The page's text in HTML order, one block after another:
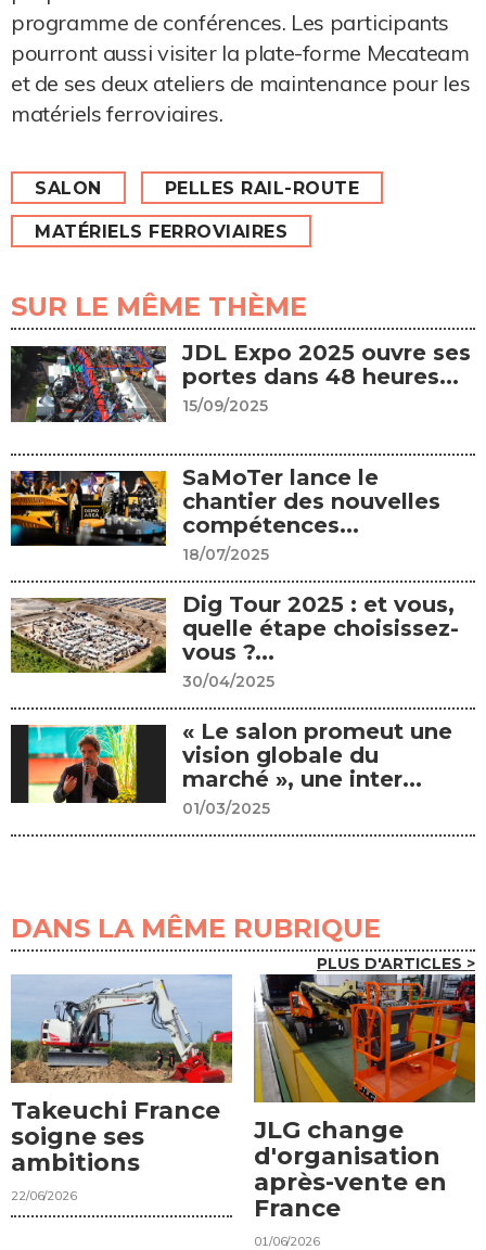
programme de conférences. Les participants
pourront aussi visiter la plate-forme Mecateam
et de ses deux ateliers de maintenance pour les
matériels ferroviaires.
SALON PELLES RAIL-ROUTE
MATÉRIELS FERROVIAIRES
SUR LE MÊME THÈME
JDL Expo 2025 ouvre ses
portes dans 48 heures...
15/09/2025
SaMoTer lance le
chantier des nouvelles
compétences...
18/07/2025
Dig Tour 2025 : et vous,
quelle étape choisissez-
vous ?...
30/04/2025
« Le salon promeut une
vision globale du
marché », une inter...
01/03/2025
DANS LA MÊME RUBRIQUE
PLUS D'ARTICLES >
Takeuchi France
soigne ses
ambitions
22/06/2026
JLG change
d'organisation
après-vente en
France
01/06/2026